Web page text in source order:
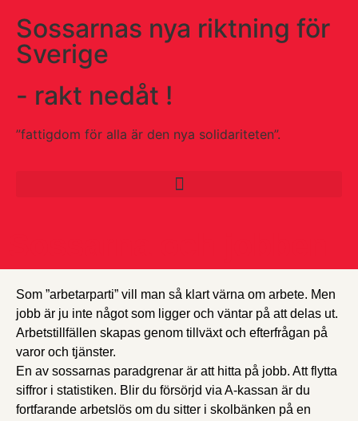
Sossarnas nya riktning för
Sverige
- rakt nedåt !
”fattigdom för alla är den nya solidariteten”.
Som ”arbetarparti” vill man så klart värna om arbete. Men
jobb är ju inte något som ligger och väntar på att delas ut.
Arbetstillfällen skapas genom tillväxt och efterfrågan på
varor och tjänster.
En av sossarnas paradgrenar är att hitta på jobb. Att flytta
siffror i statistiken. Blir du försörjd via A-kassan är du
fortfarande arbetslös om du sitter i skolbänken på en